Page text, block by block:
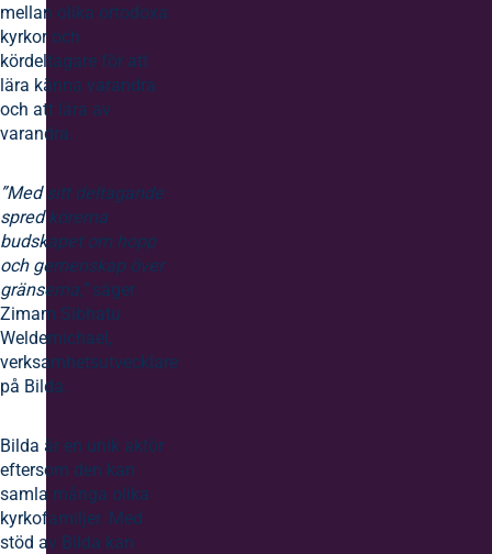
mellan olika ortodoxa
kyrkor och
kördeltagare för att
lära känna varandra
och att lära av
varandra.
”Med sitt deltagande
spred körerna
budskapet om hopp
och gemenskap över
gränserna,”säger
Zimam Sibhatu
Weldemichael,
verksamhetsutvecklare
på Bilda.
Bilda är en unik aktör
eftersom den kan
samla många olika
kyrkofamiljer. Med
stöd av Bilda kan